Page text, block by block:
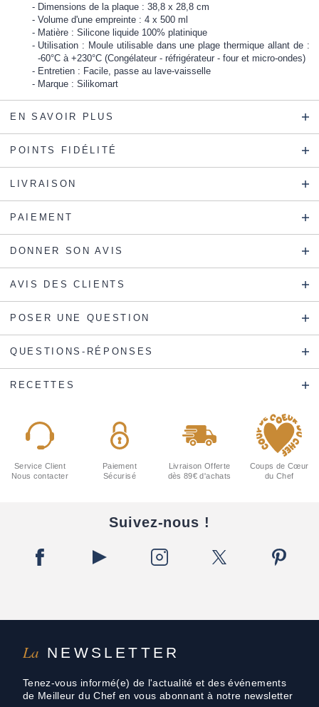
Dimensions de la plaque : 38,8 x 28,8 cm
Volume d'une empreinte : 4 x 500 ml
Matière : Silicone liquide 100% platinique
Utilisation : Moule utilisable dans une plage thermique allant de :
-60°C à +230°C (Congélateur - réfrigérateur - four et micro-ondes)
Entretien : Facile, passe au lave-vaisselle
Marque : Silikomart
EN SAVOIR PLUS
POINTS FIDÉLITÉ
LIVRAISON
PAIEMENT
DONNER SON AVIS
AVIS DES CLIENTS
POSER UNE QUESTION
QUESTIONS-RÉPONSES
RECETTES
La NEWSLETTER
Tenez-vous informé(e) de l'actualité et des événements
de Meilleur du Chef en vous abonnant à notre newsletter
Service Client
Nous contacter
Paiement
Sécurisé
Livraison Offerte
dès 89€ d'achats
Coups de Cœur
du Chef
Suivez-nous !